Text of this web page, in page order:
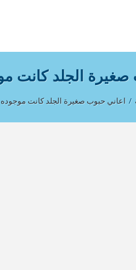
الجلد كانت
/ اعاني حبوب صغيرة الجلد كانت موجوده